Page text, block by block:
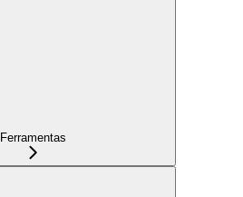
Ferramentas